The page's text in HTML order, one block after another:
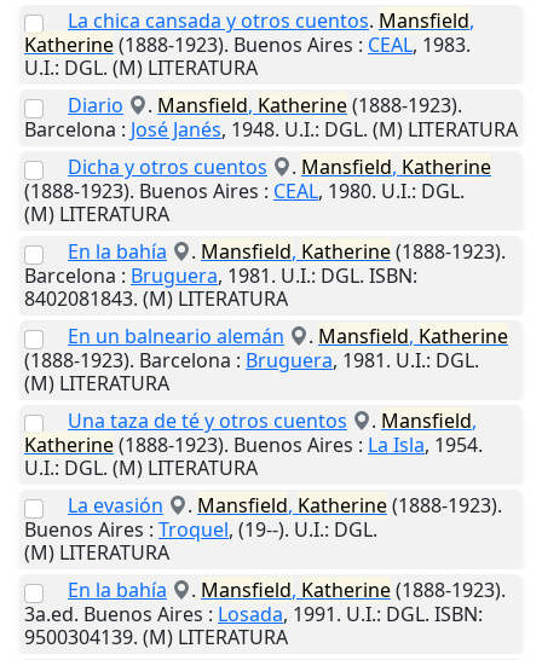
La chica cansada y otros cuentos. Mansfield,
Katherine(1888-1923). Buenos Aires : CEAL, 1983.
U.I.: DGL. (M) LITERATURA
Diario
. Mansfield, Katherine(1888-1923).
Barcelona : José Janés, 1948. U.I.: DGL. (M) LITERATURA
Dicha y otros cuentos
. Mansfield, Katherine
(1888-1923). Buenos Aires : CEAL, 1980. U.I.: DGL.
(M) LITERATURA
En la bahía
. Mansfield, Katherine(1888-1923).
Barcelona : Bruguera, 1981. U.I.: DGL. ISBN:
8402081843. (M) LITERATURA
En un balneario alemán
. Mansfield, Katherine
(1888-1923). Barcelona : Bruguera, 1981. U.I.: DGL.
(M) LITERATURA
Una taza de té y otros cuentos
. Mansfield,
Katherine(1888-1923). Buenos Aires : La Isla, 1954.
U.I.: DGL. (M) LITERATURA
La evasión
. Mansfield, Katherine(1888-1923).
Buenos Aires : Troquel, (19--). U.I.: DGL.
(M) LITERATURA
En la bahía
. Mansfield, Katherine(1888-1923).
3a.ed. Buenos Aires : Losada, 1991. U.I.: DGL. ISBN:
9500304139. (M) LITERATURA